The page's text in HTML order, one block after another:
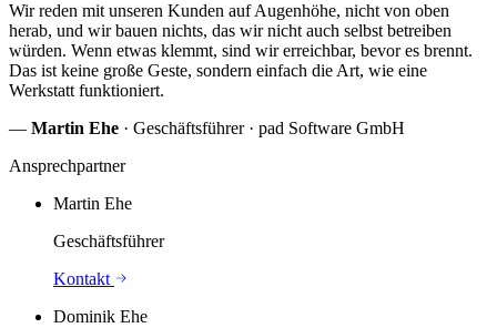
Wir reden mit unseren Kunden auf Augenhöhe, nicht von oben
herab, und wir bauen nichts, das wir nicht auch selbst betreiben
würden. Wenn etwas klemmt, sind wir erreichbar, bevor es brennt.
Das ist keine große Geste, sondern einfach die Art, wie eine
Werkstatt funktioniert.
— Martin Ehe · Geschäftsführer · pad Software GmbH
Ansprechpartner
Martin Ehe
Geschäftsführer
Kontakt
Dominik Ehe